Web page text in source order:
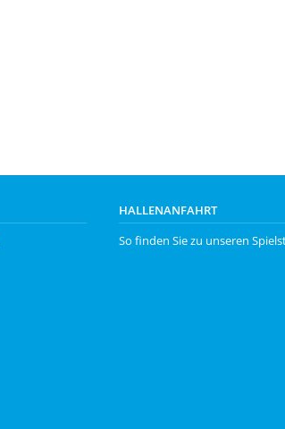
HALLENANFAHRT
So finden Sie zu unseren